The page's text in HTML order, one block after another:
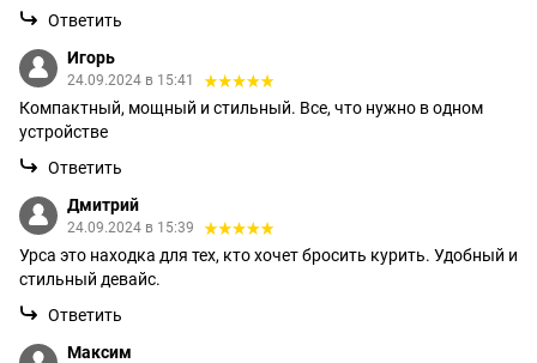
Ответить
Игорь
24.09.2024 в 15:41
Компактный, мощный и стильный. Все, что нужно в одном
устройстве
Ответить
Дмитрий
24.09.2024 в 15:39
Урса это находка для тех, кто хочет бросить курить. Удобный и
стильный девайс.
Ответить
Максим